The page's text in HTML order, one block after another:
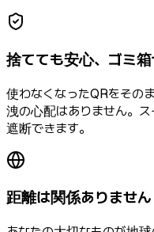
捨てても安心、ゴミ
使わなくなったQRをその
洩の心配はありません。
遮断できます。
距離は関係ありません